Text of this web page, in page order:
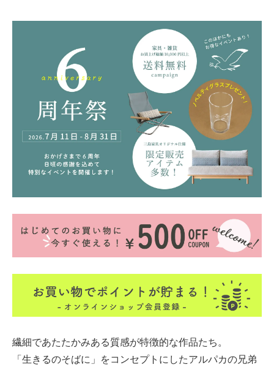
繊細であたたかみある質感が特徴的な作品たち。
「生きるのそばに」をコンセプトにしたアルパカの兄弟